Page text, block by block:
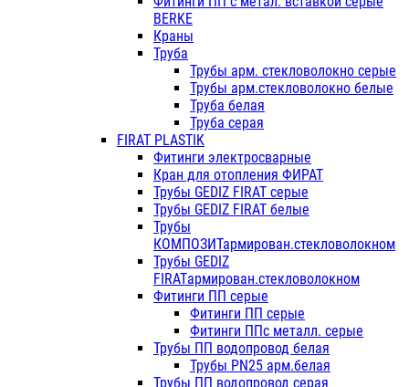
BERKE
Краны
Труба
Трубы арм. стекловолокно серые
Трубы арм.стекловолокно белые
Труба белая
Труба серая
FIRAT PLASTIK
Фитинги электросварные
Кран для отопления ФИРАТ
Трубы GEDIZ FIRAT серые
Трубы GEDIZ FIRAT белые
Трубы
КОМПОЗИТармирован.стекловолокном
Трубы GEDIZ
FIRATармирован.стекловолокном
Фитинги ПП серые
Фитинги ПП серые
Фитинги ППс металл. серые
Трубы ПП водопровод белая
Трубы PN25 арм.белая
Трубы ПП водопровод серая